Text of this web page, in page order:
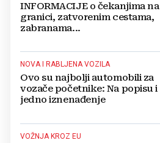
INFORMACIJE o čekanjima na
granici, zatvorenim cestama,
zabranama...
NOVA I RABLJENA VOZILA
Ovo su najbolji automobili za
vozače početnike: Na popisu i
jedno iznenađenje
VOŽNJA KROZ EU